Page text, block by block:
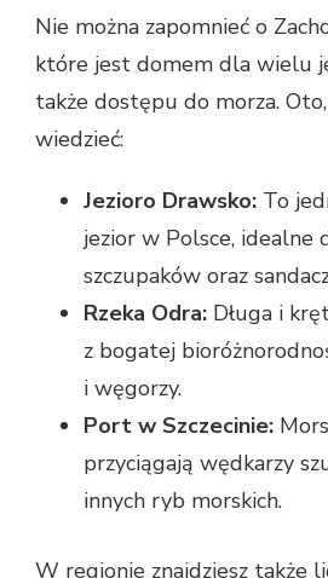
Nie można zapomnieć o
które jest domem dla wielu
także dostępu do morza.
wiedzieć:
Jezioro Drawsko: To
jezior w Polsce, idealne
szczupaków oraz
Rzeka Odra: Długa i
z bogatej
i węgorzy.
Port w Szczecinie:
przyciągają wędkarzy
innych ryb morskich.
W regionie znajdziesz także